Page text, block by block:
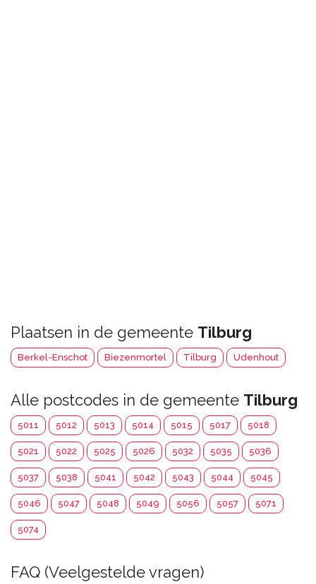
Plaatsen in de gemeente Tilburg
Berkel-Enschot Biezenmortel Tilburg Udenhout
Alle postcodes in de gemeente Tilburg
5011 5012 5013 5014 5015 5017 5018
5021 5022 5025 5026 5032 5035 5036
5037 5038 5041 5042 5043 5044 5045
5046 5047 5048 5049 5056 5057 5071
5074
FAQ (Veelgestelde vragen)